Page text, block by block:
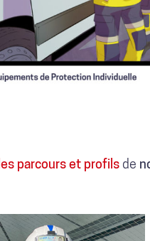
les parcours et profils de